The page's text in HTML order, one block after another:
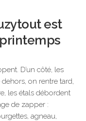
est
D’un côté, les
dehors, on rentre tard,
les étals débordent
de zapper :
agneau,